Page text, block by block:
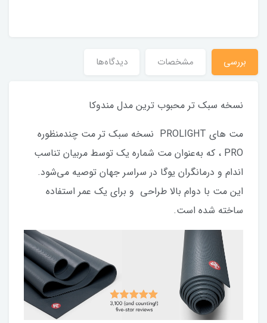
بررسی مشخصات دیدگاه‌ها
نسخه سبک تر محبوب ترین مدل مندوکا
مت های PROLIGHT نسخه سبک‌ تر مت چندمنظوره
PRO ، که به‌عنوان مت شماره یک توسط مربیان تناسب
اندام و درمانگران یوگا در سراسر جهان توصیه می‌شود.
این مت با دوام بالا طراحی و برای یک عمر استفاده
ساخته شده است.